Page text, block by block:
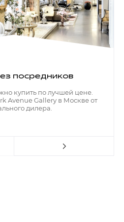
посредников
купить по лучшей цене.
Avenue Gallery в Москве от
дилера.